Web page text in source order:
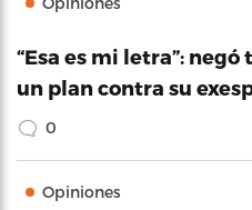
“Esa es mi letra”:
un plan contra su
0
Opiniones